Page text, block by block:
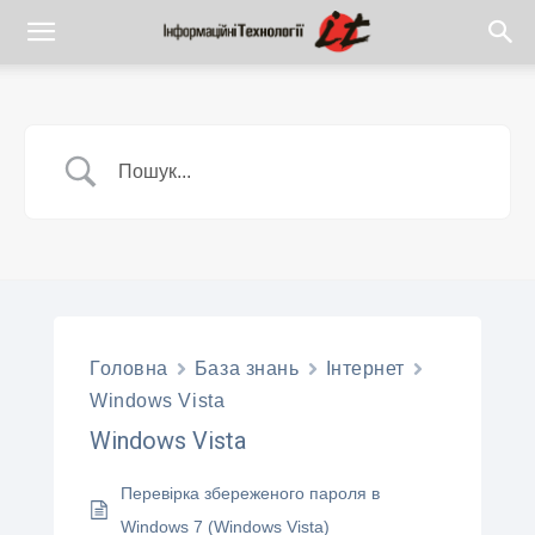
Головна База знань
Iнтернет
Windows Vista
Windows Vista
Перевірка збереженого пароля в
Windows 7 (Windows Vista)